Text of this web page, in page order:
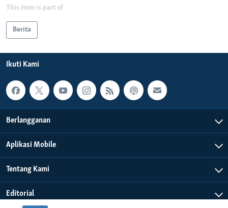
This item is part of
Berita
Ikuti Kami
Berlangganan
Aplikasi Mobile
Tentang Kami
Editorial